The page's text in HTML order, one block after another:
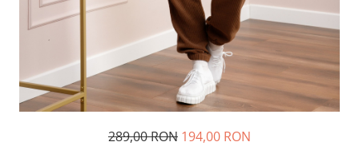
289,00 RON 194,00 RON